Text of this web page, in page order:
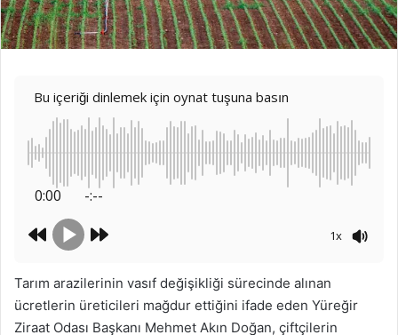
Bu içeriği dinlemek için oynat tuşuna basın
0:00 -:--
1x
Tarım arazilerinin vasıf değişikliği sürecinde alınan
ücretlerin üreticileri mağdur ettiğini ifade eden Yüreğir
Ziraat Odası Başkanı Mehmet Akın Doğan, çiftçilerin